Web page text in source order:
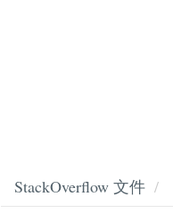
StackOverflow 文件